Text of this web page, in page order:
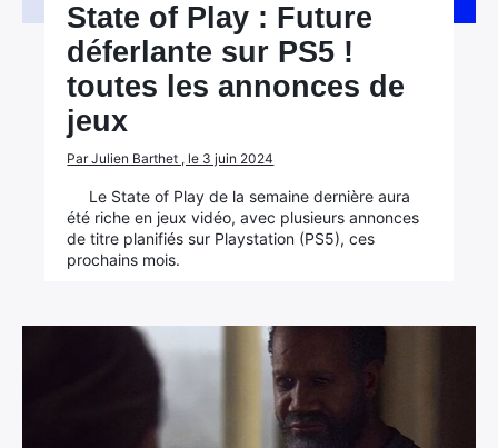
State of Play : Future
déferlante sur PS5 !
toutes les annonces de
jeux
Par Julien Barthet , le 3 juin 2024
Le State of Play de la semaine dernière aura
été riche en jeux vidéo, avec plusieurs annonces
de titre planifiés sur Playstation (PS5), ces
prochains mois.